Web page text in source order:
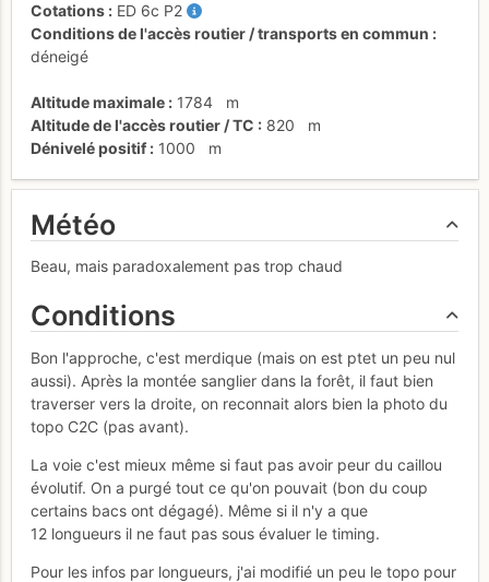
Cotations ED 6c P2
Conditions de l'accès routier / transports en commun
déneigé
Altitude maximale 1784
m
Altitude de l'accès routier / TC
820
m
Dénivelé positif
1000 m
Météo
Beau, mais paradoxalement pas trop chaud
Conditions
Bon l'approche, c'est merdique (mais on est ptet un peu nul
aussi). Après la montée sanglier dans la forêt, il faut bien
traverser vers la droite, on reconnait alors bien la photo du
topo C2C (pas avant).
La voie c'est mieux même si faut pas avoir peur du caillou
évolutif. On a purgé tout ce qu'on pouvait (bon du coup
certains bacs ont dégagé). Même si il n'y a que
12 longueurs il ne faut pas sous évaluer le timing.
Pour les infos par longueurs, j'ai modifié un peu le topo pour